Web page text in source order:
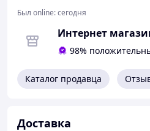
Был online:сегодня
Интернет
98%
Каталог продавца
Доставка